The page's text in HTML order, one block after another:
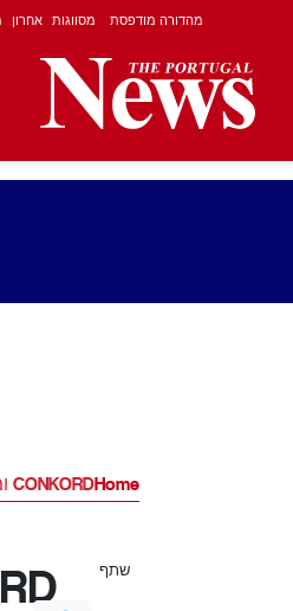
מהדורה מודפסת מסווגות אחרון
HomeCONKORD ומיקום חדש של פורטוגל בכלכלת הבינה המלאכותית
שתף